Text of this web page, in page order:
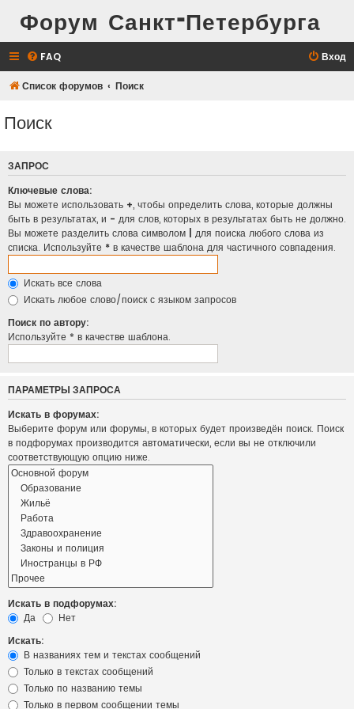
Форум Санкт-Петербурга
FAQ Вход
Список форумов Поиск
Поиск
ЗАПРОС
Ключевые слова:
Вы можете использовать +, чтобы определить слова, которые должны
быть в результатах, и - для слов, которых в результатах быть не должно.
Вы можете разделить слова символом
для поиска любого слова из
списка. Используйте * в качестве шаблона для частичного совпадения.
Искать все слова
Искать любое слово/поиск с языком запросов
Поиск по автору:
Используйте * в качестве шаблона.
ПАРАМЕТРЫ ЗАПРОСА
Искать в форумах:
Выберите форум или форумы, в которых будет произведён поиск. Поиск
в подфорумах производится автоматически, если вы не отключили
соответствующую опцию ниже.
Искать в подфорумах:
Да
Нет
Искать:
В названиях тем и текстах сообщений
Только в текстах сообщений
Только по названию темы
Только в первом сообщении темы